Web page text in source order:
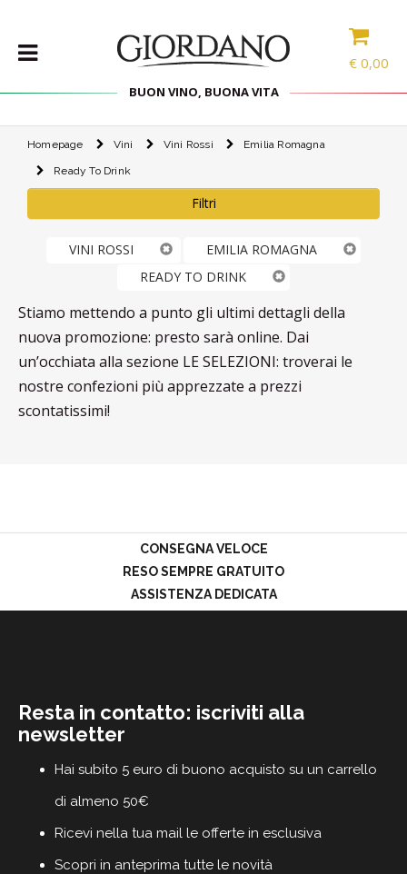
€ 0,00
BUON VINO, BUONA VITA
VINI
SELEZIONE
LINEE DI
ACCESSORI
PROMOZIONI
Homepage Vini Vini Rossi Emilia Romagna
Ready To Drink
Filtri
VINI ROSSI
EMILIA ROMAGNA
READY TO DRINK
Stiamo mettendo a punto gli ultimi dettagli della
nuova promozione: presto sarà online. Dai
un’occhiata alla sezione LE SELEZIONI: troverai le
nostre confezioni più apprezzate a prezzi
scontatissimi!
CONSEGNA VELOCE
RESO SEMPRE GRATUITO
ASSISTENZA DEDICATA
Resta in contatto: iscriviti alla
newsletter
Hai subito 5 euro di buono acquisto su un carrello
di almeno 50€
Ricevi nella tua mail le offerte in esclusiva
Scopri in anteprima tutte le novità